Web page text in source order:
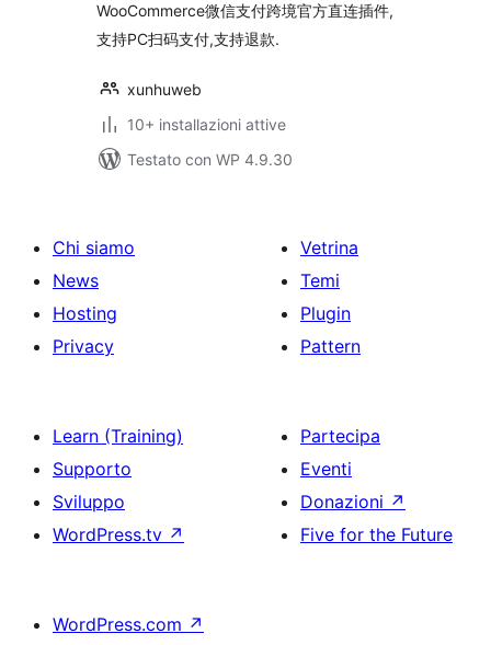
WooCommerce微信支付跨境官方直连插件,
支持PC扫码支付,支持退款.
xunhuweb
10+ installazioni attive
Testato con WP 4.9.30
Chi siamo
News
Hosting
Privacy
Vetrina
Temi
Plugin
Pattern
Learn (Training)
Supporto
Sviluppo
WordPress.tv ↗
Partecipa
Eventi
Donazioni ↗
Five for the Future
WordPress.com ↗